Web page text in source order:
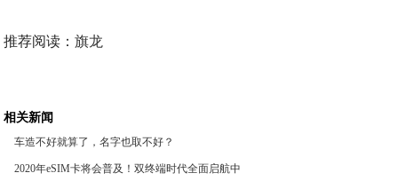
推荐阅读：旗龙
相关新闻
车造不好就算了，名字也取不好？
2020年eSIM卡将会普及！双终端时代全面启航中